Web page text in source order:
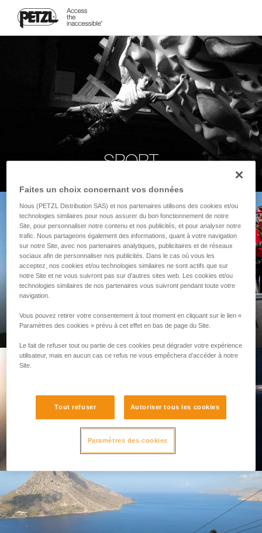
SPORT
PROFESSIONNEL
LA MARQUE
Faites un choix concernant vos données
Nous (PETZL Distribution SAS) et nos partenaires utilisons des cookies et/ou
technologies similaires pour nous assurer du bon fonctionnement de notre
Site, pour personnaliser notre contenu et nos publicités, et pour analyser notre
trafic. Nous partageons également des informations, quant à votre navigation
sur notre Site, avec nos partenaires analytiques, publicitaires et de réseaux
sociaux afin de personnaliser nos publicités. Dans le cas où vous les
acceptez, nos cookies et/ou technologies similaires ne sont actifs que sur
notre Site et ne vous suivront pas sur d’autres sites web. Les cookies et/ou
technologies similaires de nos partenaires vous suivront pendant toute votre
navigation.
Vous pouvez retirer votre consentement à tout moment en cliquant sur le lien «
Paramètres des cookies » prévu à cet effet en bas de page du Site.
Le fait de refuser tout ou partie de ces cookies peut dégrader votre expérience
utilisateur, mais en aucun cas ce refus ne vous empêchera d’accéder à notre
Site.
Tout refuser Autoriser tous les cookies
Paramètres des cookies